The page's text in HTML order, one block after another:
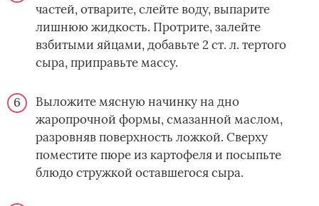
частей, отварите, слейте воду, выпарите
лишнюю жидкость. Протрите, залейте
взбитыми яйцами, добавьте 2 ст. л. тертого
сыра, приправьте массу.
Выложите мясную начинку на дно
жаропрочной формы, смазанной маслом,
разровняв поверхность ложкой. Сверху
поместите пюре из картофеля и посыпьте
блюдо стружкой оставшегося сыра.